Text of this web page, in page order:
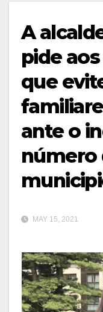
A
pide
que
ante o
número
MAY 15, 2021